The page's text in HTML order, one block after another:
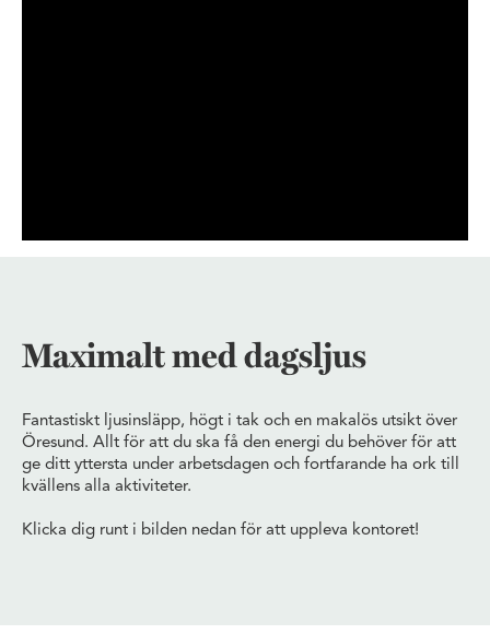
Maximalt med dagsljus
Fantastiskt ljusinsläpp, högt i tak och en makalös utsikt över
Öresund. Allt för att du ska få den energi du behöver för att
ge ditt yttersta under arbetsdagen och fortfarande ha ork till
kvällens alla aktiviteter.
Klicka dig runt i bilden nedan för att uppleva kontoret!